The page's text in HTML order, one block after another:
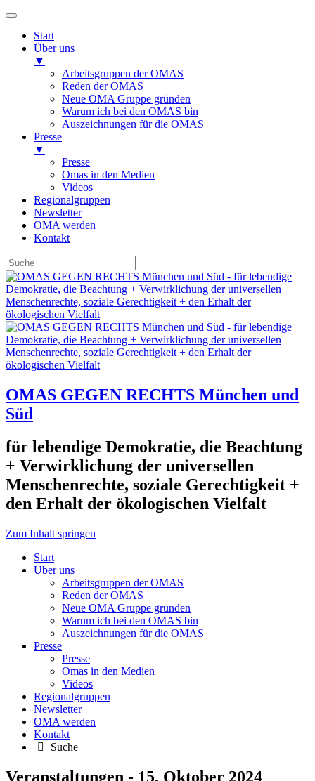
Start
Über uns
▼
Arbeitsgruppen der OMAS
Reden der OMAS
Neue OMA Gruppe gründen
Warum ich bei den OMAS bin
Auszeichnungen für die OMAS
Presse
▼
Presse
Omas in den Medien
Videos
Regionalgruppen
Newsletter
OMA werden
Kontakt
OMAS GEGEN RECHTS München und
Süd
für lebendige Demokratie, die Beachtung
+ Verwirklichung der universellen
Menschenrechte, soziale Gerechtigkeit +
den Erhalt der ökologischen Vielfalt
Zum Inhalt springen
Start
Über uns
Arbeitsgruppen der OMAS
Reden der OMAS
Neue OMA Gruppe gründen
Warum ich bei den OMAS bin
Auszeichnungen für die OMAS
Presse
Presse
Omas in den Medien
Videos
Regionalgruppen
Newsletter
OMA werden
Kontakt
Suche
Veranstaltungen - 15. Oktober 2024